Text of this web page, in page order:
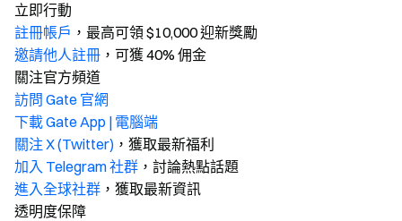
立即行動
註冊帳戶 ，最高可領 $10,000 迎新獎勵
邀請他人註冊 ，可獲 40% 佣金
關注官方頻道
訪問 Gate 官網
下載 Gate App | 電腦端
關注 X (Twitter) ，獲取最新福利
加入 Telegram 社群 ，討論熱點話題
進入全球社群 ，獲取最新資訊
透明度保障